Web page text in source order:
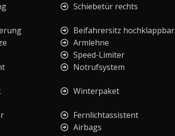
Schiebetür rechts
Beifahrersitz hochklappbar
Armlehne
Speed-Limiter
Notrufsystem
Winterpaket
Fernlichtassistent
Airbags